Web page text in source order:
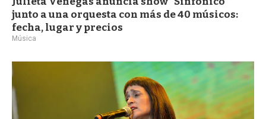
junto a una orquesta con más de 40 músicos:
fecha, lugar y precios
Música